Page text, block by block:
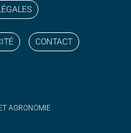
CONTACT
AGRONOMIE